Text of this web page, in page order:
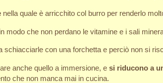
nella quale è arricchito col burro per renderlo
in modo che non perdano le vitamine e i sali
con una forchetta e perciò non si
anche quello a immersione, e si riducono a
che non manca mai in cucina.